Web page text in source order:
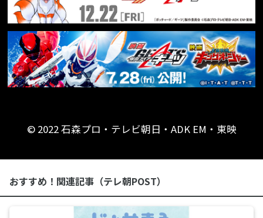
© 2022 石森プロ・テレビ朝日・ADK EM・東映
おすすめ！関連記事（テレ朝POST）